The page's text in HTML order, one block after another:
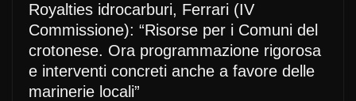
Royalties idrocarburi, Ferrari (IV
Commissione): “Risorse per i Comuni del
crotonese. Ora programmazione rigorosa
e interventi concreti anche a favore delle
marinerie locali”